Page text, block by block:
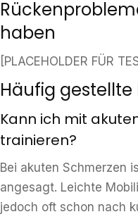
haben
[PLACEHOLDER FÜR
Häufig gestellte
Kann ich mit
trainieren?
Bei akuten Schmerzen
angesagt. Leichte
jedoch oft schon nach